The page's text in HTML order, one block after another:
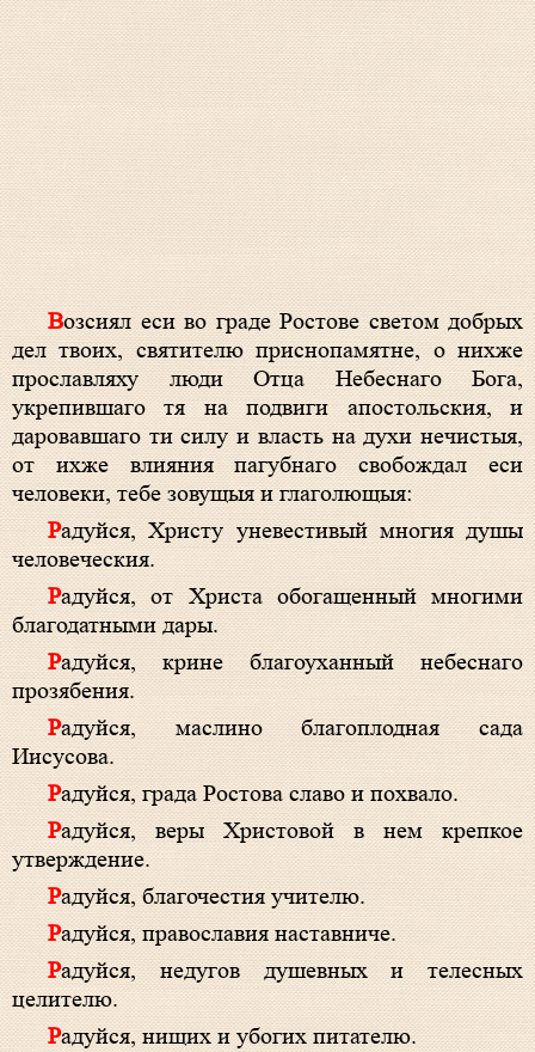
Возсиял еси во граде Ростове светом добрых
дел твоих, святителю приснопамятне, о нихже
прославляху люди Отца Небеснаго Бога,
укрепившаго тя на подвиги апостольския, и
даровавшаго ти силу и власть на духи нечистыя,
от ихже влияния пагубнаго свобождал еси
человеки, тебе зовущыя и глаголющыя:
Радуйся, Христу уневестивый многия душы
человеческия.
Радуйся, от Христа обогащенный многими
благодатными дары.
Радуйся, крине благоуханный небеснаго
прозябения.
Радуйся, маслино благоплодная сада
Иисусова.
Радуйся, града Ростова славо и похвало.
Радуйся, веры Христовой в нем крепкое
утверждение.
Радуйся, благочестия учителю.
Радуйся, православия наставниче.
Радуйся, недугов душевных и телесных
целителю.
Радуйся, нищих и убогих питателю.